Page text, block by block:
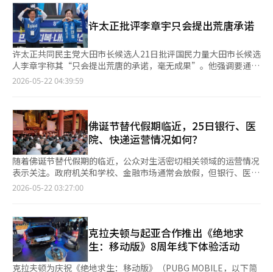
许太正批评李章宇只会提出荒唐承诺
许太正共同民主党大田市长候选人21日批评国民力量大田市长候选
人李章宇称其“只会提出荒唐的承诺，毫无成果”。他强调要通过
6·3地方选举来审判内乱残余势力。 在当天于大田文化街举行的
大家：“让6月3日成为我和所有区长、区议员胜利的一天。” 出
征仪式上，郑承来代表介绍许候选人时表示：“吃过肉的人才会吃
得好”，并称他是“曾担任区长、市长并在青瓦台工作过的人”。
他还强调：“如果这次把许候选人托付给他，他会比过去的市长工
作得更好。” 此外，郑代表还表示要表达对许候选人的爱，创作
了一个三行诗：“许太正如泰山般热爱大田，真的会努力，请一定
要投票。”
2026-05-22 04:39:59
佛诞节替代假期临近，25日银行、医
院、快递运营情况如何？
随着佛诞节替代假期的临近，公众对生活密切相关领域的运营情况
表示关注。政府机关和学校、金融市场通常会放假，但银行、医
院、快递等生活服务的运营情况因机构和公司而异，需要提前确
重叠时，接下来的第一个非假日，即5月25日（星期一），将成为
替代假期。 首先，政府机关将关闭。替代假期根据《政府机关假
期规定》实施，因此中央部门、地方自治团体和公共机构都将放
假。如需办理事务，可以使用政府24等在线服务，或将现场事务推
迟到下一个工作日，即26日。 学校通常也会在替代假期放假。小
2026-05-22 03:27:00
克拉夫顿与起亚合作推出《绝地求
生：移动版》8周年线下体验活动
克拉夫顿为庆祝《绝地求生：移动版》（PUBG MOBILE，以下简